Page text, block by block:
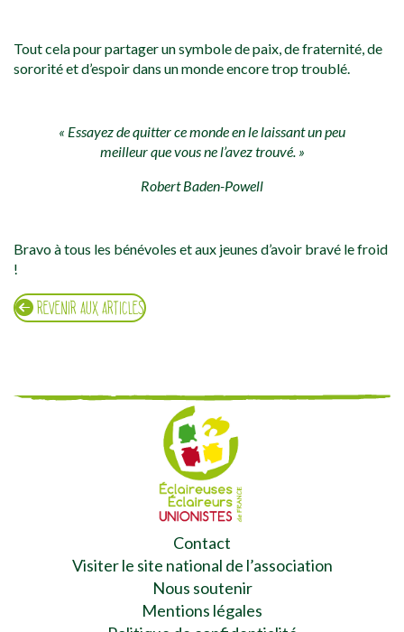
Tout cela pour partager un symbole de paix, de fraternité, de
sororité et d’espoir dans un monde encore trop troublé.
« Essayez de quitter ce monde en le laissant un peu
meilleur que vous ne l’avez trouvé. »
Robert Baden-Powell
Bravo à tous les bénévoles et aux jeunes d’avoir bravé le froid
!
REVENIR AUX ARTICLES
Contact
Visiter le site national de l’association
Nous soutenir
Mentions légales